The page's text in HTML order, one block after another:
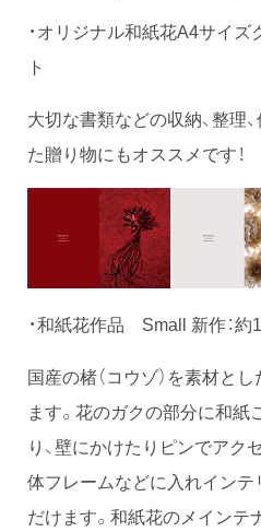
・オリジナル和紙花A4サイ
ト
大切な書類などの収納、整理
た贈り物にもオススメです！
・和紙花作品 Small 新作：約
国産の楮（コウゾ）を素材と
ます。花のガクの部分に和
り、壁にかけたりピンでアク
体フレームなどに入れイン
だけます。和紙花のメインテ